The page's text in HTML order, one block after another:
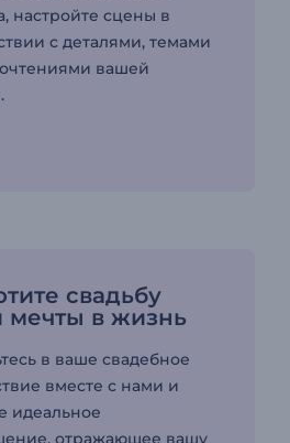
настройте сцены в
с деталями, темами
вашей
свадьбу
мечты в жизнь
в ваше свадебное
вместе с нами и
идеальное
отражающее вашу